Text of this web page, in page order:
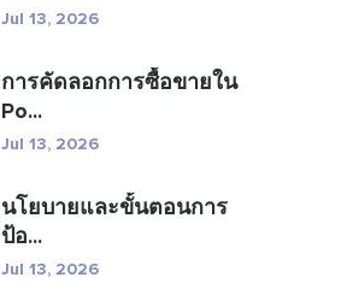
Jul 13, 2026
การคัดลอกการซื้อขายใน
Po...
Jul 13, 2026
นโยบายและขั้นตอนการ
ป้อ...
Jul 13, 2026